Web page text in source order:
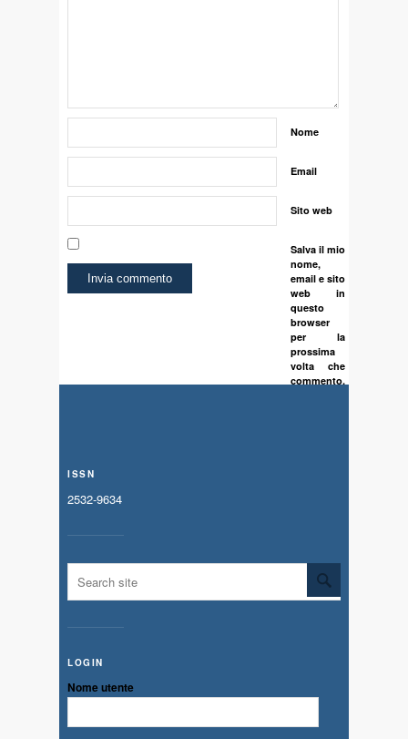
Nome
Email
Sito web
Salva il mio
nome,
email e sito
web in
questo
browser
per la
prossima
volta che
commento.
ISSN
2532-9634
LOGIN
Nome utente